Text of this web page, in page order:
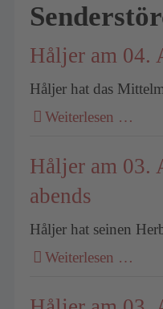
Håljer am 04.
Håljer hat das
Weiterlesen …
Håljer am 03.
abends
Håljer hat seinen
Weiterlesen …